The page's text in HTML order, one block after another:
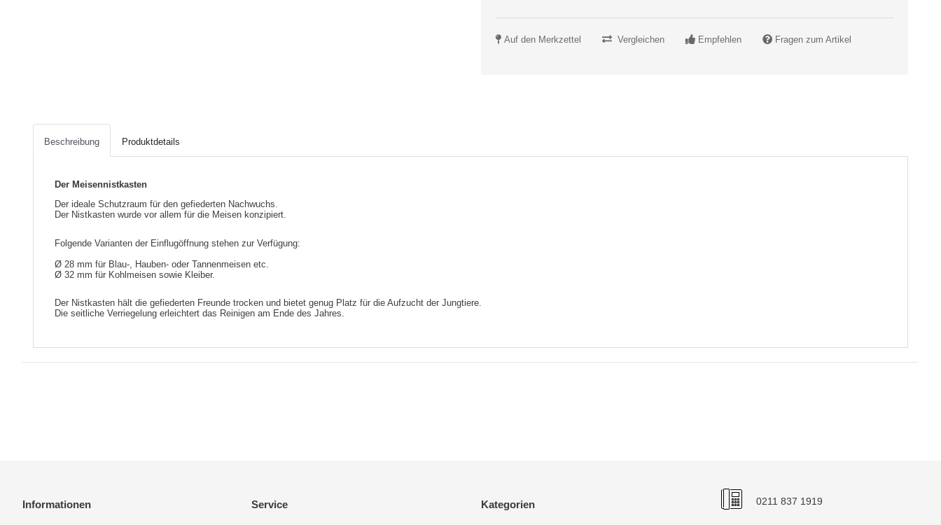
Auf den Merkzettel Vergleichen Empfehlen Fragen zum Artikel
Beschreibung Produktdetails
Der Meisennistkasten
Der ideale Schutzraum für den gefiederten Nachwuchs.
Der Nistkasten wurde vor allem für die Meisen konzipiert.
Folgende Varianten der Einflugöffnung stehen zur Verfügung:
Ø 28 mm für Blau-, Hauben- oder Tannenmeisen etc.
Ø 32 mm für Kohlmeisen sowie Kleiber.
Der Nistkasten hält die gefiederten Freunde trocken und bietet genug Platz für die Aufzucht der Jungtiere.
Die seitliche Verriegelung erleichtert das Reinigen am Ende des Jahres.
Informationen Service Kategorien 0211 837 1919